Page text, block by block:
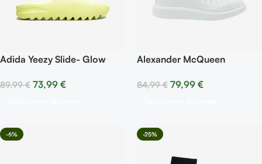
Adida Yeezy Slide- Glow
89,99€ 73,99 €
Alexander McQueen
negro
84,99€ 79,99 €
-6% -25%